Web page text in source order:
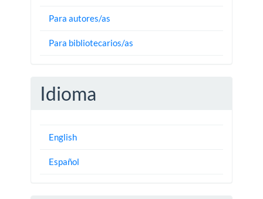
Para autores/as
Para bibliotecarios/as
Idioma
English
Español